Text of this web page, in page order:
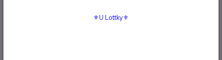
⚜️U Lottky⚜️